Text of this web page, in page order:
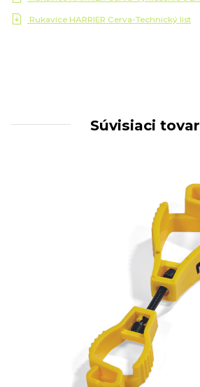
Rukavice HARRIER Cerva-Technický list
Súvisiaci tovar